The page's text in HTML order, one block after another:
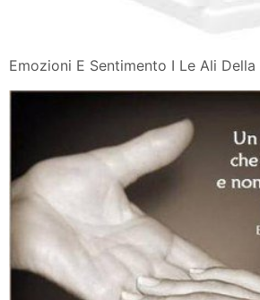
Emozioni E Sentimento I Le Ali Della